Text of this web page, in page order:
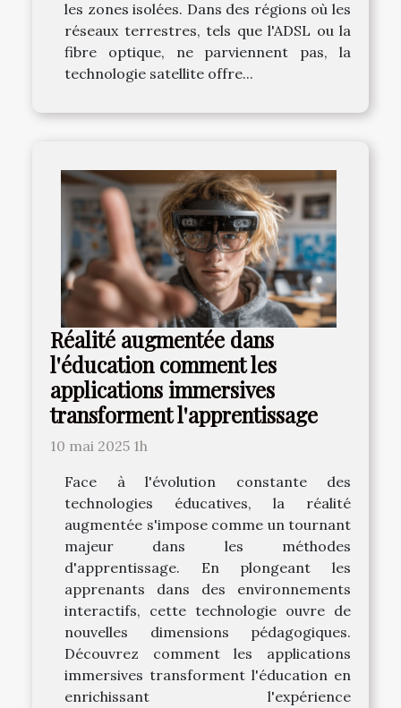
les zones isolées. Dans des régions où les
réseaux terrestres, tels que l'ADSL ou la
fibre optique, ne parviennent pas, la
technologie satellite offre...
Réalité augmentée dans
l'éducation comment les
applications immersives
transforment l'apprentissage
10 mai 2025 1h
Face à l'évolution constante des
technologies éducatives, la réalité
augmentée s'impose comme un tournant
majeur dans les méthodes
d'apprentissage. En plongeant les
apprenants dans des environnements
interactifs, cette technologie ouvre de
nouvelles dimensions pédagogiques.
Découvrez comment les applications
immersives transforment l'éducation en
enrichissant l'expérience